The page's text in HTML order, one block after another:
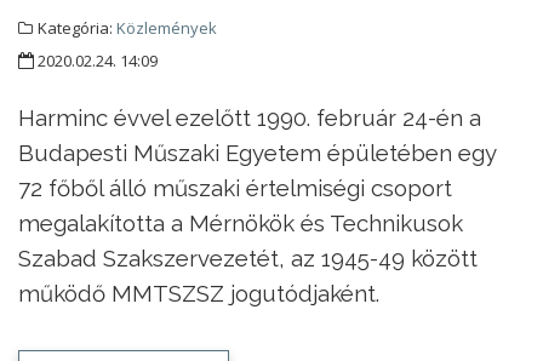
Kategória: Közlemények
2020.02.24. 14:09
Harminc évvel ezelőtt 1990. február 24-én a
Budapesti Műszaki Egyetem épületében egy
72 főből álló műszaki értelmiségi csoport
megalakította a Mérnökök és Technikusok
Szabad Szakszervezetét, az 1945-49 között
működő MMTSZSZ jogutódjaként.